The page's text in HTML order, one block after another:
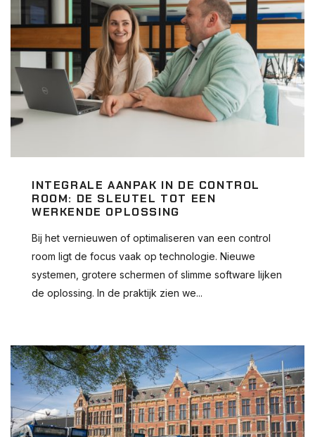
INTEGRALE AANPAK IN DE CONTROL
ROOM: DE SLEUTEL TOT EEN
WERKENDE OPLOSSING
Bij het vernieuwen of optimaliseren van een control
room ligt de focus vaak op technologie. Nieuwe
systemen, grotere schermen of slimme software lijken
de oplossing. In de praktijk zien we...